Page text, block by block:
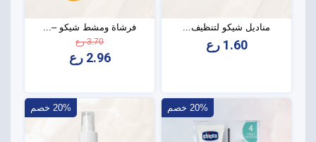
مناديل شيكو لتنظيف...
1.60 رع
فرشاة ومشط شيكو –...
3.70 رع
2.96 رع
20% خصم 20% خصم